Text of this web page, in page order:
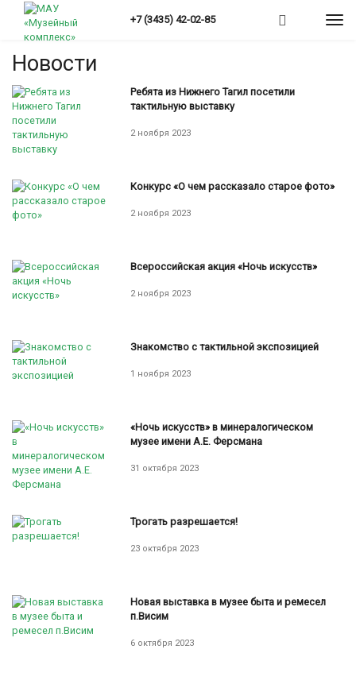
Перейти
основному
+7 (3435) 42-02-85
Вы
здесь
Новости
Ребята из Нижнего Тагил посетили
тактильную выставку
2 ноября 2023
Конкурс «О чем рассказало старое фото»
2 ноября 2023
Всероссийская акция «Ночь искусств»
2 ноября 2023
Знакомство с тактильной экспозицией
1 ноября 2023
«Ночь искусств» в минералогическом
музее имени А.Е. Ферсмана
31 октября 2023
Трогать разрешается!
23 октября 2023
Новая выставка в музее быта и ремесел
п.Висим
6 октября 2023